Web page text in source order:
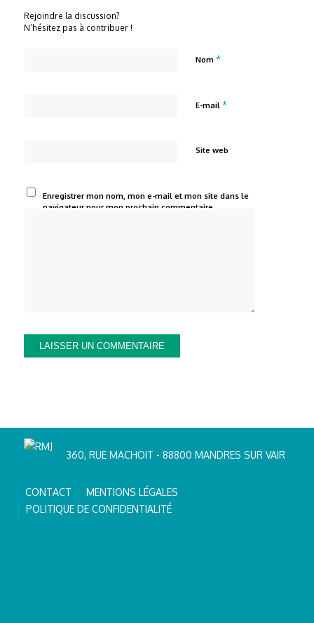
Rejoindre la discussion?
N’hésitez pas à contribuer !
Nom *
E-mail *
Site web
Enregistrer mon nom, mon e-mail et mon site dans le
navigateur pour mon prochain commentaire.
360, RUE MACHOIT - 88800 MANDRES SUR VAIR
CONTACT
MENTIONS LÉGALES
POLITIQUE DE CONFIDENTIALITÉ